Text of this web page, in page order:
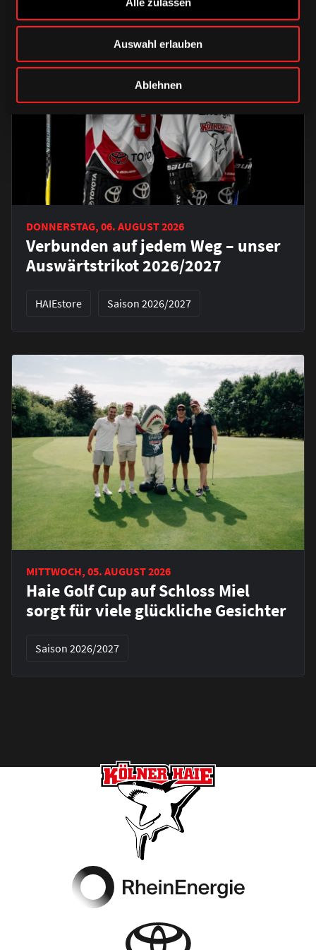
Auswahl erlauben
Ablehnen
DONNERSTAG, 06. AUGUST 2026
Verbunden auf jedem Weg – unser
Auswärtstrikot 2026/2027
HAIEstore Saison 2026/2027
MITTWOCH, 05. AUGUST 2026
Haie Golf Cup auf Schloss Miel
sorgt für viele glückliche Gesichter
Saison 2026/2027